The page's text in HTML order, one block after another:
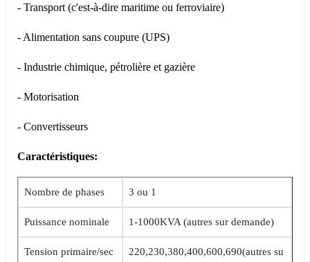
- Transport (c'est-à-dire maritime ou ferroviaire)
- Alimentation sans coupure (UPS)
- Industrie chimique, pétrolière et gazière
- Motorisation
- Convertisseurs
Caractéristiques:
Nombre de phases 3 ou 1
Puissance nominale 1-1000KVA (autres sur demande)
Tension primaire/sec
220,230,380,400,600,690(autres su